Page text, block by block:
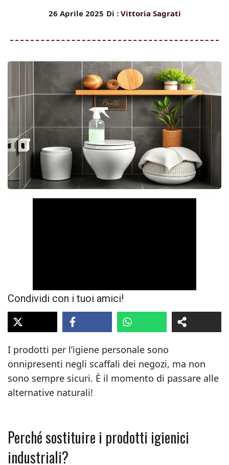
26 Aprile 2025 Di : Vittoria Sagrati
Condividi con i tuoi amici!
I prodotti per l’igiene personale sono
onnipresenti negli scaffali dei negozi, ma non
sono sempre sicuri. È il momento di passare alle
alternative naturali!
Perché sostituire i prodotti igienici
industriali?